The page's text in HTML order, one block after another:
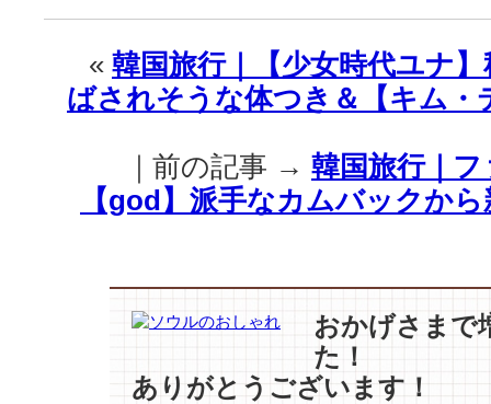
｜
報)
【キ
ム
ヒ
ョ
ム
ヒ
« 韓国旅行｜【少女時代ユナ
ばされそうな体つき＆【キム・
｜前の記事 → 韓国旅行｜
【god】派手なカムバックか
おかげさまで
た！
ありがとうございます！